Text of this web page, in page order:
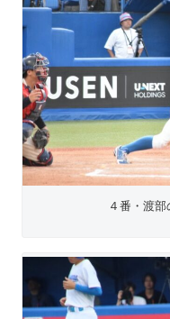
４番・渡